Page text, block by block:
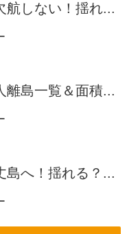
航しない！揺れ...
離島一覧＆面積...
島へ！揺れる？...